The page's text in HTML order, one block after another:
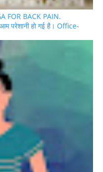
FOR BACK PAIN.
हो गई है। Office-